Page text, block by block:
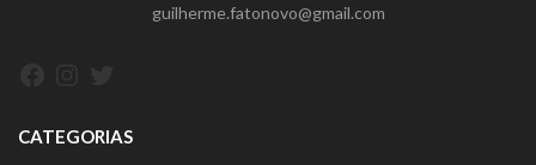
guilherme.fatonovo@gmail.com
CATEGORIAS